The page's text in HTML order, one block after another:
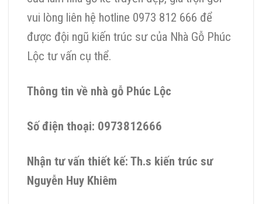
vui lòng liên hệ hotline 0973 812 666 để
được đội ngũ kiến trúc sư của Nhà Gỗ Phúc
Lộc tư vấn cụ thể.
Thông tin về nhà gỗ Phúc Lộc
Số điện thoại: 0973812666
Nhận tư vấn thiết kế: Th.s kiến trúc sư
Nguyễn Huy Khiêm